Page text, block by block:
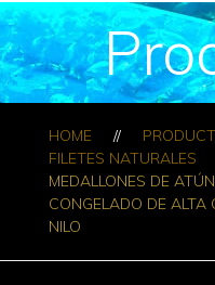
HOME
FILETES NATURALES
MEDALLONES DE
CONGELADO DE ALTA
NILO